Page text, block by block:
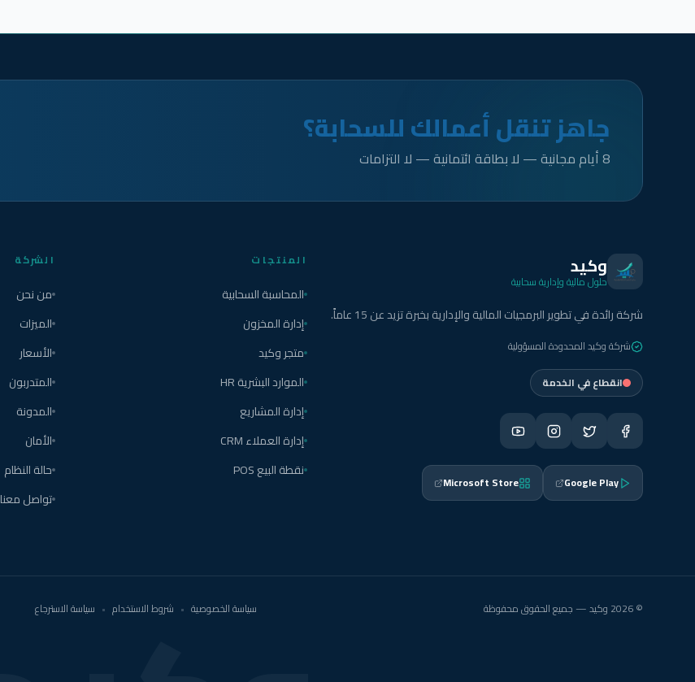
جاهز تنقل أعمالك للسحابة؟
8 أيام مجانية — لا بطاقة ائتمانية — لا التزامات
وكيد
حلول مالية وإدارية سحابية
شركة رائدة في تطوير البرمجيات المالية والإدارية بخبرة تزيد عن 15 عاماً.
شركة وكيد المحدودة المسؤولية
انقطاع في الخدمة
Google Play
Microsoft Store
المنتجات
المحاسبة السحابية
إدارة المخزون
متجر وكيد
الموارد البشرية HR
إدارة المشاريع
إدارة العملاء CRM
نقطة البيع POS
الشركة
من نحن
الميزات
الأسعار
المتدربون
المدونة
الأمان
حالة النظام
تواصل معنا
© 2026 وكيد — جميع الحقوق محفوظة سياسة الخصوصية • شروط الاستخدام • سياسة الاسترجاع